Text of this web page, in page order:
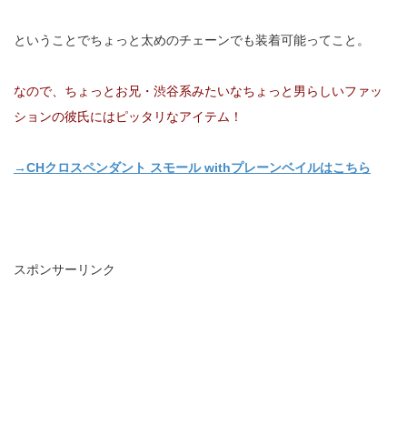
ということでちょっと太めのチェーンでも装着可能ってこと。
なので、ちょっとお兄・渋谷系みたいなちょっと男らしいファッ
ションの彼氏にはピッタリなアイテム！
→CHクロスペンダント スモール withプレーンベイルはこちら
スポンサーリンク